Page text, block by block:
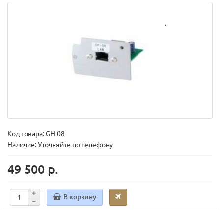
Код товара:GH-08
Наличие: Уточняйте по телефону
49 500 р.
В корзину